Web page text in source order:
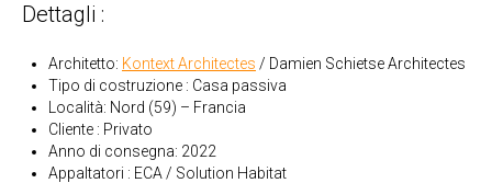
Dettagli :
Architetto: Kontext Architectes / Damien Schietse Architectes
Tipo di costruzione : Casa passiva
Località: Nord (59) – Francia
Cliente : Privato
Anno di consegna: 2022
Appaltatori : ECA / Solution Habitat